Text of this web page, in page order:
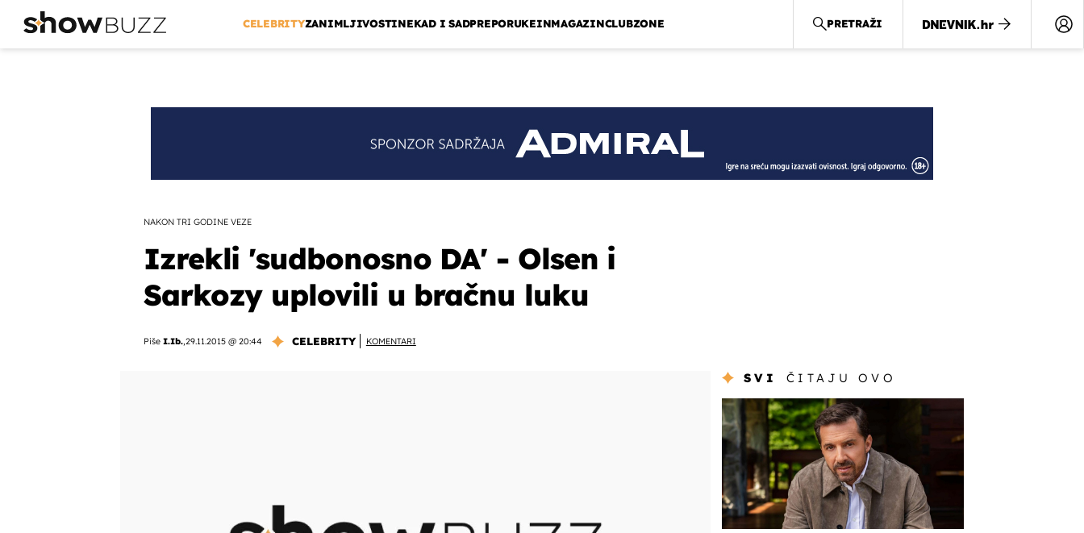
CELEBRITYZANIMLJIVOSTINEKAD I SADPREPORUKEINMAGAZINCLUBZONE PRETRAŽI
NAKON TRI GODINE VEZE
Izrekli 'sudbonosno DA' - Olsen i
Sarkozy uplovili u bračnu luku
Piše I.Ib.,29.11.2015 @ 20:44 CELEBRITY KOMENTARI
SVI ČITAJU OVO